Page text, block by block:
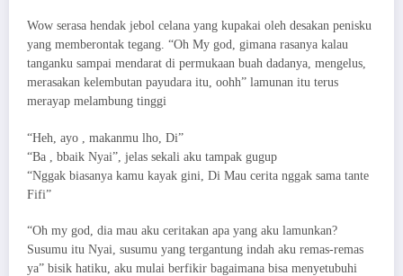
Wow serasa hendak jebol celana yang kupakai oleh desakan penisku
yang memberontak tegang. “Oh My god, gimana rasanya kalau
tanganku sampai mendarat di permukaan buah dadanya, mengelus,
merasakan kelembutan payudara itu, oohh” lamunan itu terus
merayap melambung tinggi
“Heh, ayo , makanmu lho, Di”
“Ba , bbaik Nyai”, jelas sekali aku tampak gugup
“Nggak biasanya kamu kayak gini, Di Mau cerita nggak sama tante
Fifi”
“Oh my god, dia mau aku ceritakan apa yang aku lamunkan?
Susumu itu Nyai, susumu yang tergantung indah aku remas-remas
ya” bisik hatiku, aku mulai berfikir bagaimana bisa menyetubuhi